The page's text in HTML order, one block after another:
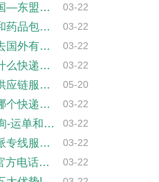
河口海关助力中国―东盟（河口）跨境电商园··· 03-22
国际快递怎么发和药品包装要求 03-22
从国内邮寄物品去国外有什么要求? 03-22
寄快递到国外用什么快递好(寄东西到国外用··· 03-22
深圳到美国物流供应链服务 外贸工厂专属货··· 05-20
往芬兰邮寄东西哪个快递便宜？2025最新··· 03-22
DHL国际快递查询-运单和包裹跟踪 03-22
如何判断美国空派专线服务商是否可靠？ 03-22
FedEx联邦快递官方电话是多少?(联邦··· 03-22